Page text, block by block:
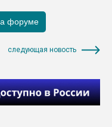
следующая новость